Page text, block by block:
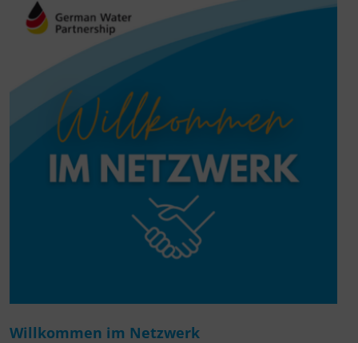
Willkommen im Netzwerk